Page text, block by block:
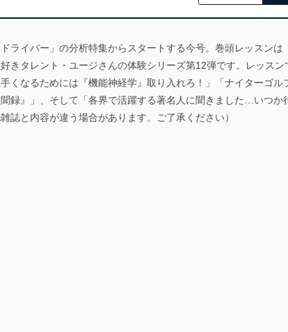
ライバー」の分析特集からスタートする今号。巻頭レッスンは
タレント・ユージさんの体験シリーズ第12弾です。レッスン
くなるためには『機能神経学』取り入れろ！」「ナイターゴル
録』」、そして「各界で活躍する著名人に聞きました…いつか
誌と内容が違う場合があります。ご了承ください）